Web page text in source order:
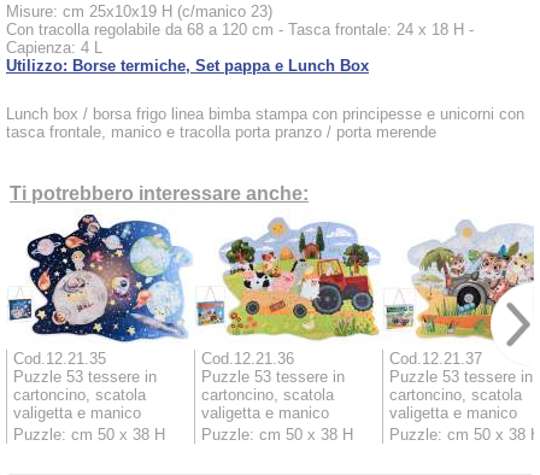
Misure: cm 25x10x19 H (c/manico 23)
Con tracolla regolabile da 68 a 120 cm - Tasca frontale: 24 x 18 H -
Capienza: 4 L
Utilizzo: Borse termiche, Set pappa e Lunch Box
Lunch box / borsa frigo linea bimba stampa con principesse e unicorni con
tasca frontale, manico e tracolla porta pranzo / porta merende
Ti potrebbero interessare anche:
Cod.12.21.35
Puzzle 53 tessere in
cartoncino, scatola
valigetta e manico
Puzzle: cm 50 x 38 H
Cod.12.21.36
Puzzle 53 tessere in
cartoncino, scatola
valigetta e manico
Puzzle: cm 50 x 38 H
Cod.12.21.37
Puzzle 53 tessere in
cartoncino, scatola
valigetta e manico
Puzzle: cm 50 x 38 H